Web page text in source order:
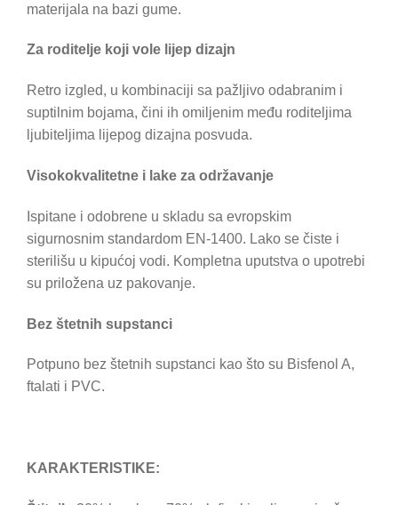
materijala na bazi gume.
Za roditelje koji vole lijep dizajn
Retro izgled, u kombinaciji sa pažljivo odabranim i
suptilnim bojama, čini ih omiljenim među roditeljima
ljubiteljima lijepog dizajna posvuda.
Visokokvalitetne i lake za održavanje
Ispitane i odobrene u skladu sa evropskim
sigurnosnim standardom EN-1400. Lako se čiste i
sterilišu u kipućoj vodi. Kompletna uputstva o upotrebi
su priložena uz pakovanje.
Bez štetnih supstanci
Potpuno bez štetnih supstanci kao što su Bisfenol A,
ftalati i PVC.
KARAKTERISTIKE: